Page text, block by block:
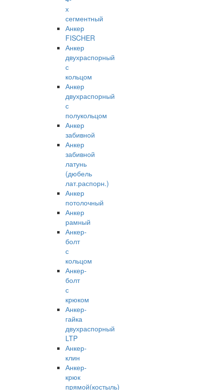
х
сегментный
Анкер
FISCHER
Анкер
двухраспорный
с
кольцом
Анкер
двухраспорный
с
полукольцом
Анкер
забивной
Анкер
забивной
латунь
(дюбель
лат.распорн.)
Анкер
потолочный
Анкер
рамный
Анкер-
болт
с
кольцом
Анкер-
болт
с
крюком
Анкер-
гайка
двухраспорный
LTP
Анкер-
клин
Анкер-
крюк
прямой(костыль)